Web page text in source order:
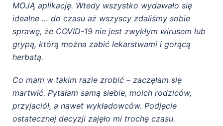
MOJĄ aplikację. Wtedy wszystko wydawało się
idealne … do czasu aż wszyscy zdaliśmy sobie
sprawę, że COVID-19 nie jest zwykłym wirusem lub
grypą, którą można zabić lekarstwami i gorącą
herbatą.
Co mam w takim razie zrobić – zaczęłam się
martwić. Pytałam samą siebie, moich rodziców,
przyjaciół, a nawet wykładowców. Podjęcie
ostatecznej decyzji zajęło mi trochę czasu.